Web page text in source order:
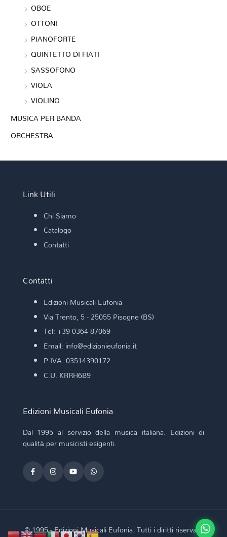
OBOE
OTTONI
PIANOFORTE
QUINTETTO DI FIATI
SASSOFONO
VIOLA
VIOLINO
MUSICA PER BANDA
ORCHESTRA
Link Utili
Chi Siamo
Catalogo
Contatti
Contatti
Edizioni Musicali Eufonia
Via Trento, 5 - 25055 Pisogne (BS)
Tel: +39 0364 87069
Email: info@edizionieufonia.it
P.IVA: 03514390172
C.U. KRRH6B9
Edizioni Musicali Eufonia
Dal 1995 al servizio della musica italiana. Edizioni di
qualità per musicisti esigenti.
© 1995 - Edizioni Musicali Eufonia. Tutti i diritti riservati.